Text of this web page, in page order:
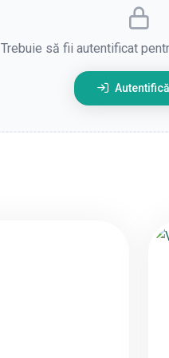
Trebuie să fii autentificat